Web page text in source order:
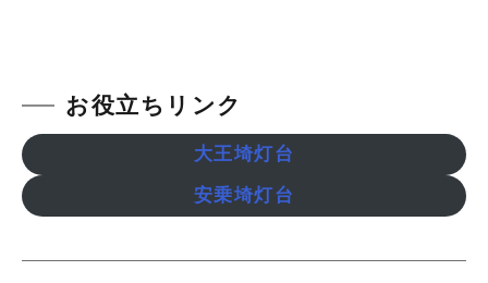
お役立ちリンク
大王埼灯台
安乗埼灯台